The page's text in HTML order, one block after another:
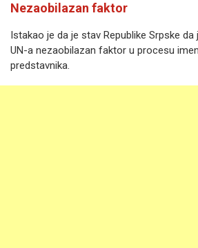
Nezaobilazan faktor
Istakao je da je stav Republike Srpske
UN-a nezaobilazan faktor u procesu
predstavnika.